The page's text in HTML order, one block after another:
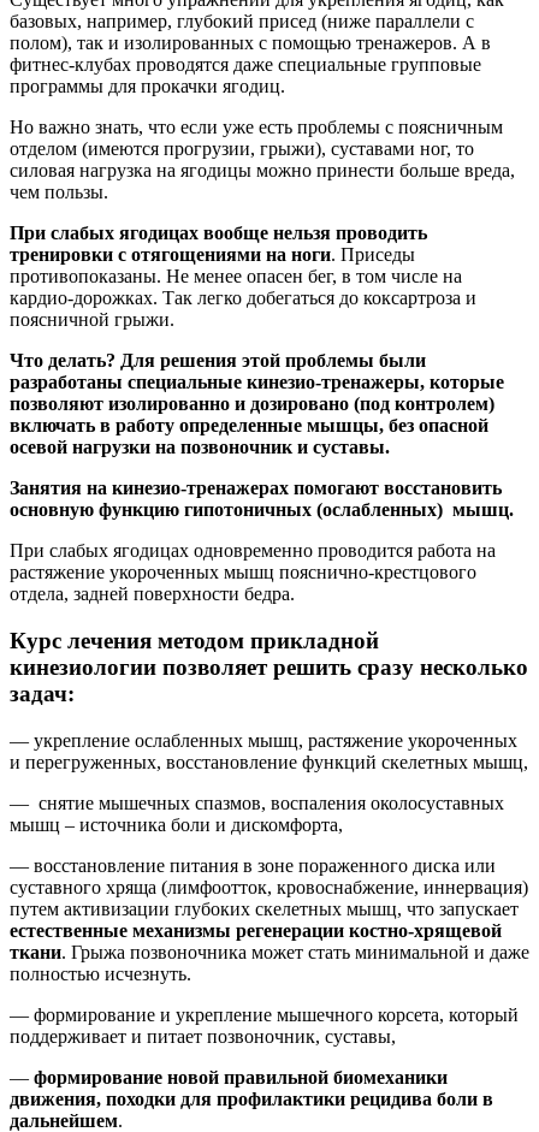
базовых, например, глубокий присед (ниже параллели с
полом), так и изолированных с помощью тренажеров. А в
фитнес-клубах проводятся даже специальные групповые
программы для прокачки ягодиц.
Но важно знать, что если уже есть проблемы с поясничным
отделом (имеются прогрузии, грыжи), суставами ног, то
силовая нагрузка на ягодицы можно принести больше вреда,
чем пользы.
При слабых ягодицах вообще нельзя проводить
тренировки с отягощениями на ноги. Приседы
противопоказаны. Не менее опасен бег, в том числе на
кардио-дорожках. Так легко добегаться до коксартроза и
поясничной грыжи.
Что делать? Для решения этой проблемы были
разработаны специальные кинезио-тренажеры, которые
позволяют изолированно и дозировано (под контролем)
включать в работу определенные мышцы, без опасной
осевой нагрузки на позвоночник и суставы.
Занятия на кинезио-тренажерах помогают восстановить
основную функцию гипотоничных (ослабленных) мышц.
При слабых ягодицах одновременно проводится работа на
растяжение укороченных мышц пояснично-крестцового
отдела, задней поверхности бедра.
Курс лечения методом прикладной
кинезиологии позволяет решить сразу несколько
задач:
— укрепление ослабленных мышц, растяжение укороченных
и перегруженных, восстановление функций скелетных мышц,
— снятие мышечных спазмов, воспаления околосуставных
мышц – источника боли и дискомфорта,
— восстановление питания в зоне пораженного диска или
суставного хряща (лимфоотток, кровоснабжение, иннервация)
путем активизации глубоких скелетных мышц, что запускает
естественные механизмы регенерации костно-хрящевой
ткани. Грыжа позвоночника может стать минимальной и даже
полностью исчезнуть.
— формирование и укрепление мышечного корсета, который
поддерживает и питает позвоночник, суставы,
— формирование новой правильной биомеханики
движения, походки для профилактики рецидива боли в
дальнейшем.